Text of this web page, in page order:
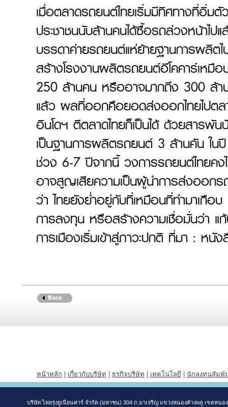
เมื่อตลาดรถยนต์ไทยเริ่มมีทิศทางที่อิ่มตั
ประชาชนนับล้านคนได้ซื้อรถล่วงหน้าไป
บรรดาค่ายรถยนต์แห่ย้ายฐานการผลิตไ
สร้างโรงงานผลิตรถยนต์อีโคคาร์เหมือ
250 ล้านคน หรืออาจมากถึง 300 ล้าน
แล้ว ผลที่ออกคือยอดส่งออกไทยไปต
อินโดฯ ตีตลาดไทยก็เป็นได้ ด้วยสารพันปั
เป็นฐานการผลิตรถยนต์ 3 ล้านคัน ใ
ช่วง 6-7 ปีจากนี้ วงการรถยนต์ไทยคง
อาจสูญเสียความเป็นผู้นำการส่งออกร
ว่า ไทยยังย่ำอยู่กับที่เหมือนที่ทำมาเกือ
การลงทุน หรือสร้างความเชื่อมั่นว่า
การเมืองเริ่มเข้าสู่ภาวะปกติ ที่มา :
หน้าหลัก เกี่ยวกับบริษัท ธุรกิจบริษัท เทคโนโลยี นักลงทุนสัมพั
บริษัท ไทยรุ่งยูเนี่ยนคาร์ จำกัด (มหาชน) 304 ถ.มาเจริญ แขวงหนองค้างพลู เขตหนอ